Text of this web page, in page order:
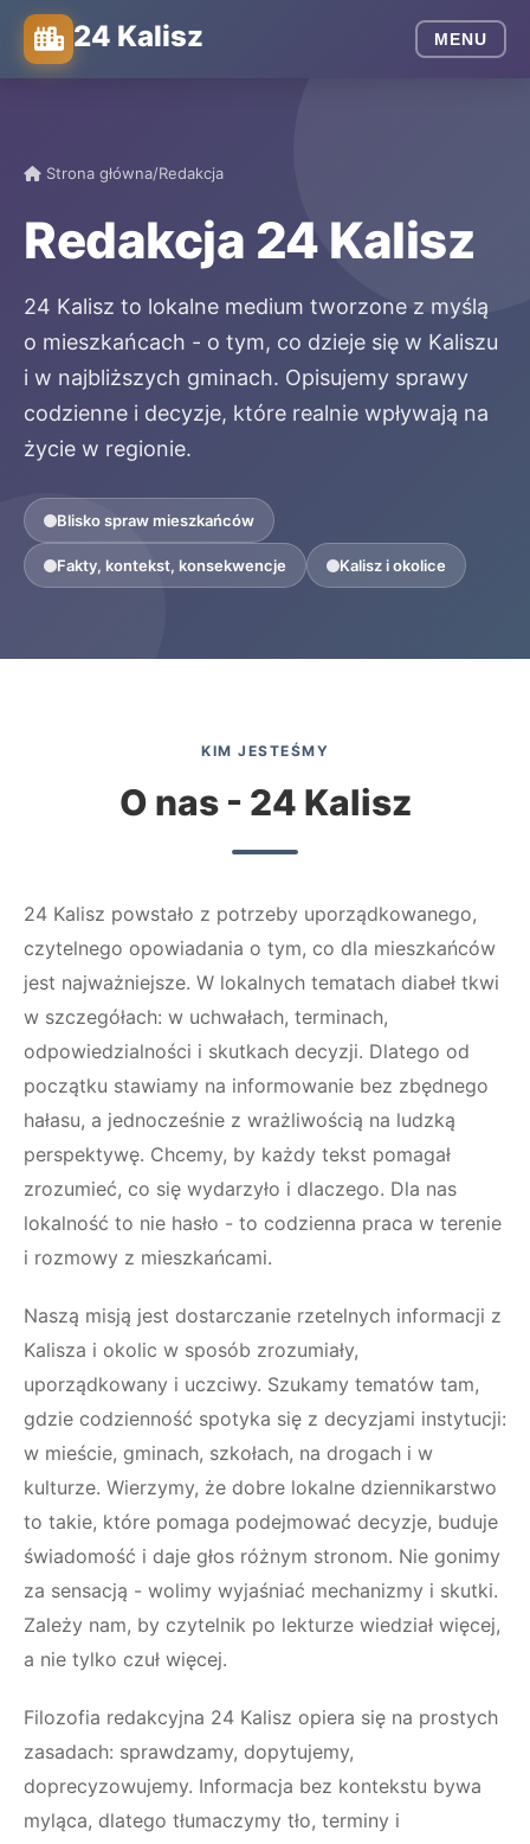
24 Kalisz MENU
Strona główna/Redakcja
Redakcja 24 Kalisz
24 Kalisz to lokalne medium tworzone z myślą
o mieszkańcach - o tym, co dzieje się w Kaliszu
i w najbliższych gminach. Opisujemy sprawy
codzienne i decyzje, które realnie wpływają na
życie w regionie.
Blisko spraw mieszkańców
Fakty, kontekst, konsekwencje Kalisz i okolice
KIM JESTEŚMY
O nas - 24 Kalisz
24 Kalisz powstało z potrzeby uporządkowanego,
czytelnego opowiadania o tym, co dla mieszkańców
jest najważniejsze. W lokalnych tematach diabeł tkwi
w szczegółach: w uchwałach, terminach,
odpowiedzialności i skutkach decyzji. Dlatego od
początku stawiamy na informowanie bez zbędnego
hałasu, a jednocześnie z wrażliwością na ludzką
perspektywę. Chcemy, by każdy tekst pomagał
zrozumieć, co się wydarzyło i dlaczego. Dla nas
lokalność to nie hasło - to codzienna praca w terenie
i rozmowy z mieszkańcami.
Naszą misją jest dostarczanie rzetelnych informacji z
Kalisza i okolic w sposób zrozumiały,
uporządkowany i uczciwy. Szukamy tematów tam,
gdzie codzienność spotyka się z decyzjami instytucji:
w mieście, gminach, szkołach, na drogach i w
kulturze. Wierzymy, że dobre lokalne dziennikarstwo
to takie, które pomaga podejmować decyzje, buduje
świadomość i daje głos różnym stronom. Nie gonimy
za sensacją - wolimy wyjaśniać mechanizmy i skutki.
Zależy nam, by czytelnik po lekturze wiedział więcej,
a nie tylko czuł więcej.
Filozofia redakcyjna 24 Kalisz opiera się na prostych
zasadach: sprawdzamy, dopytujemy,
doprecyzowujemy. Informacja bez kontekstu bywa
myląca, dlatego tłumaczymy tło, terminy i